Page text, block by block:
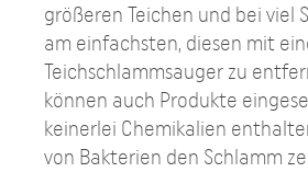
größeren Teichen und bei viel
am einfachsten, diesen mit
Teichschlammsauger zu
können auch Produkte
keinerlei Chemikalien
von Bakterien den Schlamm